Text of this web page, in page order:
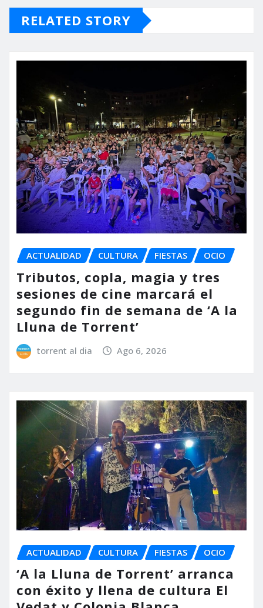
RELATED STORY
ACTUALIDAD CULTURA FIESTAS OCIO
Tributos, copla, magia y tres
sesiones de cine marcará el
segundo fin de semana de ‘A la
Lluna de Torrent’
torrent al dia Ago 6, 2026
ACTUALIDAD CULTURA FIESTAS OCIO
‘A la Lluna de Torrent’ arranca
con éxito y llena de cultura El